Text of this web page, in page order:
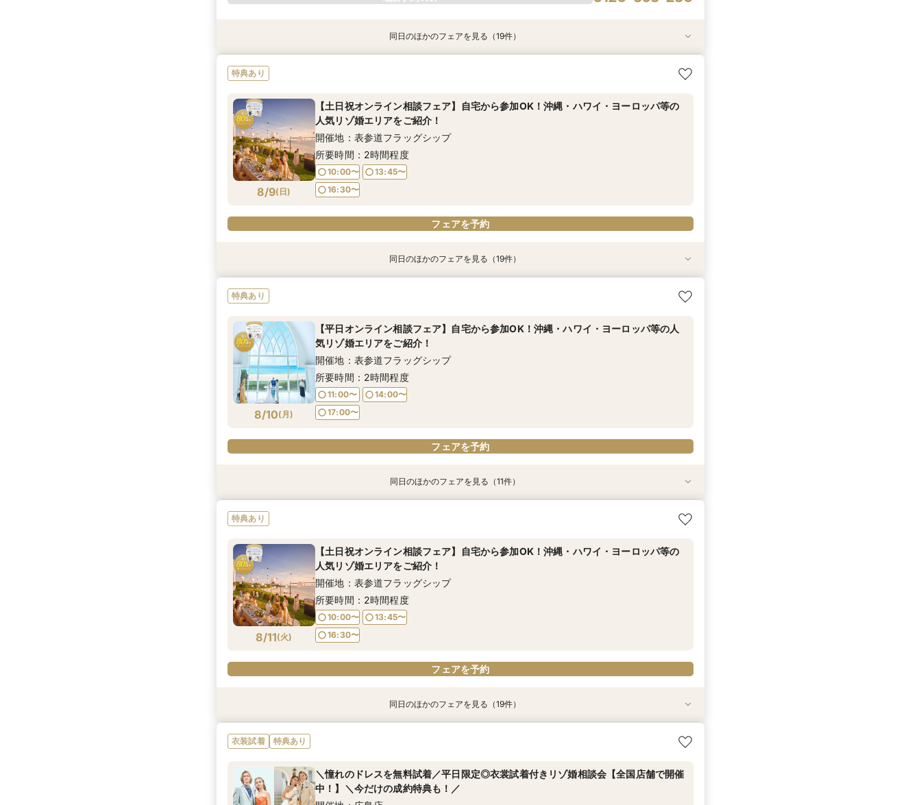
8/8(土)
【土日祝オンライン相談フェア】自宅から参加OK！沖縄・ハワイ・ヨーロッパ等の
開催地：銀座サロン
所要時間：2時間程度
10:00〜
13:45〜
16:30〜
8/8(土)
【土日祝オンライン相談フェア】自宅から参加OK！沖縄・ハワイ・ヨーロッパ等の
開催地：横浜グランドプラザ
所要時間：2時間程度
10:00〜
13:45〜
16:30〜
8/8(土)
【土日祝オンライン相談フェア】自宅から参加OK！沖縄・ハワイ・ヨーロッパ等の
開催地：大阪グランドプラザ
所要時間：2時間程度
10:00〜
13:45〜
16:30〜
8/8(土)
【土日祝オンライン相談フェア】自宅から参加OK！沖縄・ハワイ・ヨーロッパ等の
開催地：名古屋グランドプラザ
所要時間：2時間程度
10:00〜
13:45〜
16:30〜
8/8(土)
【土日祝オンライン相談フェア】自宅から参加OK！沖縄・ハワイ・ヨーロッパ等の
開催地：福岡店
所要時間：2時間程度
10:00〜
13:45〜
16:30〜
8/8(土)
【8月土日祝】★ハワイホテル宿泊プレゼント★基本代金80％オフキャンペーン＆初
開催地：広島店
所要時間：2時間程度
10:00〜
13:45〜
16:30〜
8/8(土)
【8月土日祝】★ハワイホテル宿泊プレゼント★基本代金80％オフキャンペーン＆初
開催地：松山店
所要時間：2時間程度
10:00〜
13:45〜
16:30〜
8/8(土)
【8月土日祝】★ハワイホテル宿泊プレゼント★基本代金80％オフキャンペーン＆初
開催地：京都店
所要時間：2時間程度
10:00〜
13:45〜
16:30〜
8/8(土)
【8月土日祝】★ハワイホテル宿泊プレゼント★基本代金80％オフキャンペーン＆初
開催地：表参道フラッグシップ
所要時間：2時間程度
10:00〜
13:45〜
16:30〜
8/8(土)
【8月土日祝】★ハワイホテル宿泊プレゼント★基本代金80％オフキャンペーン＆初
開催地：銀座サロン
所要時間：2時間程度
10:00〜
13:45〜
16:30〜
8/8(土)
【8月土日祝】★ハワイホテル宿泊プレゼント★基本代金80％オフキャンペーン＆初
開催地：東京グランドプラザ
所要時間：2時間程度
10:00〜
13:45〜
16:30〜
8/8(土)
【8月土日祝】★ハワイホテル宿泊プレゼント★基本代金80％オフキャンペーン＆初
開催地：渋谷ラウンジ
所要時間：2時間程度
10:00〜
13:45〜
16:30〜
8/8(土)
【8月土日祝】★ハワイホテル宿泊プレゼント★基本代金80％オフキャンペーン＆初
開催地：横浜グランドプラザ
所要時間：2時間程度
10:00〜
13:45〜
16:30〜
8/8(土)
【8月土日祝】★ハワイホテル宿泊プレゼント★基本代金80％オフキャンペーン＆初
開催地：札幌店
所要時間：2時間程度
10:00〜
13:45〜
16:30〜
8/8(土)
【8月土日祝】★ハワイホテル宿泊プレゼント★基本代金80％オフキャンペーン＆初
開催地：仙台店
所要時間：2時間程度
10:00〜
13:45〜
16:30〜
8/8(土)
【8月土日祝】★ハワイホテル宿泊プレゼント★基本代金80％オフキャンペーン＆初
開催地：大阪グランドプラザ
所要時間：2時間程度
10:00〜
13:45〜
16:30〜
8/8(土)
【8月土日祝】★ハワイホテル宿泊プレゼント★基本代金80％オフキャンペーン＆初
開催地：名古屋グランドプラザ
所要時間：2時間程度
10:00〜
13:45〜
16:30〜
8/8(土)
【8月土日祝】★ハワイホテル宿泊プレゼント★基本代金80％オフキャンペーン＆初
開催地：福岡店
所要時間：2時間程度
10:00〜
13:45〜
16:30〜
8/8(土)
【8月土日祝】★ハワイホテル宿泊プレゼント★基本代金80％オフキャンペーン＆初
開催地：岡山店
所要時間：2時間程度
10:00〜
13:45〜
16:30〜
同日のほかのフェアを見る（19件）
特典あり
8/9( 日)
【土日祝オンライン相談フェア】自宅から参加OK！沖縄・ハワイ・ヨーロッパ等の
人気リゾ婚エリアをご紹介！
開催地：表参道フラッグシップ
所要時間：2時間程度
10:00〜
13:45〜
16:30〜
フェアを予約
8/9(日)
【土日祝オンライン相談フェア】自宅から参加OK！沖縄・ハワイ・ヨーロッパ等の
開催地：銀座サロン
所要時間：2時間程度
10:00〜
13:45〜
16:30〜
8/9(日)
【土日祝オンライン相談フェア】自宅から参加OK！沖縄・ハワイ・ヨーロッパ等の
開催地：横浜グランドプラザ
所要時間：2時間程度
10:00〜
13:45〜
16:30〜
8/9(日)
【土日祝オンライン相談フェア】自宅から参加OK！沖縄・ハワイ・ヨーロッパ等の
開催地：大阪グランドプラザ
所要時間：2時間程度
10:00〜
13:45〜
16:30〜
8/9(日)
【土日祝オンライン相談フェア】自宅から参加OK！沖縄・ハワイ・ヨーロッパ等の
開催地：名古屋グランドプラザ
所要時間：2時間程度
10:00〜
13:45〜
16:30〜
8/9(日)
【土日祝オンライン相談フェア】自宅から参加OK！沖縄・ハワイ・ヨーロッパ等の
開催地：福岡店
所要時間：2時間程度
10:00〜
13:45〜
16:30〜
8/9(日)
【8月土日祝】★ハワイホテル宿泊プレゼント★基本代金80％オフキャンペーン＆初
開催地：広島店
所要時間：2時間程度
10:00〜
13:45〜
16:30〜
8/9(日)
【8月土日祝】★ハワイホテル宿泊プレゼント★基本代金80％オフキャンペーン＆初
開催地：松山店
所要時間：2時間程度
10:00〜
13:45〜
16:30〜
8/9(日)
【8月土日祝】★ハワイホテル宿泊プレゼント★基本代金80％オフキャンペーン＆初
開催地：京都店
所要時間：2時間程度
10:00〜
13:45〜
16:30〜
8/9(日)
【8月土日祝】★ハワイホテル宿泊プレゼント★基本代金80％オフキャンペーン＆初
開催地：表参道フラッグシップ
所要時間：2時間程度
10:00〜
13:45〜
16:30〜
8/9(日)
【8月土日祝】★ハワイホテル宿泊プレゼント★基本代金80％オフキャンペーン＆初
開催地：銀座サロン
所要時間：2時間程度
10:00〜
13:45〜
16:30〜
8/9(日)
【8月土日祝】★ハワイホテル宿泊プレゼント★基本代金80％オフキャンペーン＆初
開催地：東京グランドプラザ
所要時間：2時間程度
10:00〜
13:45〜
16:30〜
8/9(日)
【8月土日祝】★ハワイホテル宿泊プレゼント★基本代金80％オフキャンペーン＆初
開催地：渋谷ラウンジ
所要時間：2時間程度
10:00〜
13:45〜
16:30〜
8/9(日)
【8月土日祝】★ハワイホテル宿泊プレゼント★基本代金80％オフキャンペーン＆初
開催地：横浜グランドプラザ
所要時間：2時間程度
10:00〜
13:45〜
16:30〜
8/9(日)
【8月土日祝】★ハワイホテル宿泊プレゼント★基本代金80％オフキャンペーン＆初
開催地：札幌店
所要時間：2時間程度
10:00〜
13:45〜
16:30〜
8/9(日)
【8月土日祝】★ハワイホテル宿泊プレゼント★基本代金80％オフキャンペーン＆初
開催地：仙台店
所要時間：2時間程度
10:00〜
13:45〜
16:30〜
8/9(日)
【8月土日祝】★ハワイホテル宿泊プレゼント★基本代金80％オフキャンペーン＆初
開催地：大阪グランドプラザ
所要時間：2時間程度
10:00〜
13:45〜
16:30〜
8/9(日)
【8月土日祝】★ハワイホテル宿泊プレゼント★基本代金80％オフキャンペーン＆初
開催地：名古屋グランドプラザ
所要時間：2時間程度
10:00〜
13:45〜
16:30〜
8/9(日)
【8月土日祝】★ハワイホテル宿泊プレゼント★基本代金80％オフキャンペーン＆初
開催地：福岡店
所要時間：2時間程度
10:00〜
13:45〜
16:30〜
8/9(日)
【8月土日祝】★ハワイホテル宿泊プレゼント★基本代金80％オフキャンペーン＆初
開催地：岡山店
所要時間：2時間程度
10:00〜
13:45〜
16:30〜
同日のほかのフェアを見る（19件）
特典あり
8/10( 月)
【平日オンライン相談フェア】自宅から参加OK！沖縄・ハワイ・ヨーロッパ等の人
気リゾ婚エリアをご紹介！
開催地：表参道フラッグシップ
所要時間：2時間程度
11:00〜
14:00〜
17:00〜
フェアを予約
8/10(月)
【平日オンライン相談フェア】自宅から参加OK！沖縄・ハワイ・ヨーロッパ等の人
開催地：銀座サロン
所要時間：2時間程度
11:00〜
14:00〜
17:00〜
8/10(月)
【平日オンライン相談フェア】自宅から参加OK！沖縄・ハワイ・ヨーロッパ等の人
開催地：横浜グランドプラザ
所要時間：2時間程度
11:00〜
14:00〜
17:00〜
8/10(月)
【平日オンライン相談フェア】自宅から参加OK！沖縄・ハワイ・ヨーロッパ等の人
開催地：大阪グランドプラザ
所要時間：2時間程度
11:00〜
14:00〜
17:00〜
8/10(月)
【平日オンライン相談フェア】自宅から参加OK！沖縄・ハワイ・ヨーロッパ等の人
開催地：名古屋グランドプラザ
所要時間：2時間程度
11:00〜
14:00〜
17:00〜
8/10(月)
【平日オンライン相談フェア】自宅から参加OK！沖縄・ハワイ・ヨーロッパ等の人
開催地：福岡店
所要時間：2時間程度
11:00〜
14:00〜
17:00〜
8/10(月)
【8月平日】基本代金80％オフキャンペーン＆初めてのリゾ婚相談で¥5,000分のギ
開催地：表参道フラッグシップ
所要時間：2時間程度
11:00〜
14:00〜
17:00〜
8/10(月)
【8月平日】基本代金80％オフキャンペーン＆初めてのリゾ婚相談で¥5,000分のギ
開催地：銀座サロン
所要時間：2時間程度
11:00〜
14:00〜
17:00〜
8/10(月)
【8月平日】基本代金80％オフキャンペーン＆初めてのリゾ婚相談で¥5,000分のギ
開催地：横浜グランドプラザ
所要時間：2時間程度
11:00〜
14:00〜
17:00〜
8/10(月)
【8月平日】基本代金80％オフキャンペーン＆初めてのリゾ婚相談で¥5,000分のギ
開催地：大阪グランドプラザ
所要時間：2時間程度
11:00〜
14:00〜
17:00〜
8/10(月)
【8月平日】基本代金80％オフキャンペーン＆初めてのリゾ婚相談で¥5,000分のギ
開催地：名古屋グランドプラザ
所要時間：2時間程度
11:00〜
14:00〜
17:00〜
8/10(月)
【8月平日】基本代金80％オフキャンペーン＆初めてのリゾ婚相談で¥5,000分のギ
開催地：福岡店
所要時間：2時間程度
11:00〜
14:00〜
17:00〜
同日のほかのフェアを見る（11件）
特典あり
8/11(火)
【土日祝オンライン相談フェア】自宅から参加OK！沖縄・ハワイ・ヨーロッパ等の
人気リゾ婚エリアをご紹介！
開催地：表参道フラッグシップ
所要時間：2時間程度
10:00〜
13:45〜
16:30〜
フェアを予約
【土日祝オンライン相談フェア】自宅から参加OK！沖縄・ハワイ・ヨーロッパ等の
開催地：銀座サロン
所要時間：2時間程度
【土日祝オンライン相談フェア】自宅から参加OK！沖縄・ハワイ・ヨーロッパ等の
開催地：横浜グランドプラザ
所要時間：2時間程度
【土日祝オンライン相談フェア】自宅から参加OK！沖縄・ハワイ・ヨーロッパ等の
開催地：大阪グランドプラザ
所要時間：2時間程度
【土日祝オンライン相談フェア】自宅から参加OK！沖縄・ハワイ・ヨーロッパ等の
開催地：名古屋グランドプラザ
所要時間：2時間程度
【土日祝オンライン相談フェア】自宅から参加OK！沖縄・ハワイ・ヨーロッパ等の
開催地：福岡店
所要時間：2時間程度
【8月土日祝】★ハワイホテル宿泊プレゼント★基本代金80％オフキャンペーン＆初
開催地：広島店
所要時間：2時間程度
【8月土日祝】★ハワイホテル宿泊プレゼント★基本代金80％オフキャンペーン＆初
開催地：松山店
所要時間：2時間程度
【8月土日祝】★ハワイホテル宿泊プレゼント★基本代金80％オフキャンペーン＆初
開催地：京都店
所要時間：2時間程度
【8月土日祝】★ハワイホテル宿泊プレゼント★基本代金80％オフキャンペーン＆初
開催地：表参道フラッグシップ
所要時間：2時間程度
【8月土日祝】★ハワイホテル宿泊プレゼント★基本代金80％オフキャンペーン＆初
開催地：銀座サロン
所要時間：2時間程度
【8月土日祝】★ハワイホテル宿泊プレゼント★基本代金80％オフキャンペーン＆初
開催地：東京グランドプラザ
所要時間：2時間程度
【8月土日祝】★ハワイホテル宿泊プレゼント★基本代金80％オフキャンペーン＆初
開催地：渋谷ラウンジ
所要時間：2時間程度
【8月土日祝】★ハワイホテル宿泊プレゼント★基本代金80％オフキャンペーン＆初
開催地：横浜グランドプラザ
所要時間：2時間程度
【8月土日祝】★ハワイホテル宿泊プレゼント★基本代金80％オフキャンペーン＆初
開催地：札幌店
所要時間：2時間程度
【8月土日祝】★ハワイホテル宿泊プレゼント★基本代金80％オフキャンペーン＆初
開催地：仙台店
所要時間：2時間程度
【8月土日祝】★ハワイホテル宿泊プレゼント★基本代金80％オフキャンペーン＆初
開催地：大阪グランドプラザ
所要時間：2時間程度
【8月土日祝】★ハワイホテル宿泊プレゼント★基本代金80％オフキャンペーン＆初
開催地：名古屋グランドプラザ
所要時間：2時間程度
【8月土日祝】★ハワイホテル宿泊プレゼント★基本代金80％オフキャンペーン＆初
開催地：福岡店
所要時間：2時間程度
【8月土日祝】★ハワイホテル宿泊プレゼント★基本代金80％オフキャンペーン＆初
開催地：岡山店
所要時間：2時間程度
同日のほかのフェアを見る（19件）
衣装試着 特典あり
＼憧れのドレスを無料試着／平日限定◎衣裳試着付きリゾ婚相談会【全国店舗で開催
中！】＼今だけの成約特典も！／